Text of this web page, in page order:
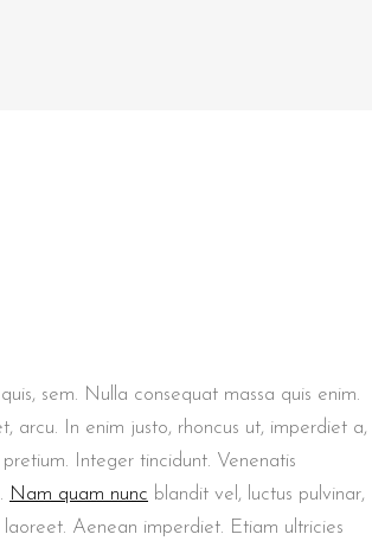
sem. Nulla consequat massa quis enim.
arcu. In enim justo, rhoncus ut, imperdiet a,
Integer tincidunt. Venenatis
Nam quam nunc blandit vel, luctus pulvinar,
Aenean imperdiet. Etiam ultricies